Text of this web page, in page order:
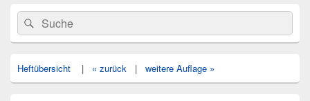
Primärer
Seitenleisten
Widget-
Bereich
Search
for:
Suche
Heftübersicht | « zurück | weitere Auflage »